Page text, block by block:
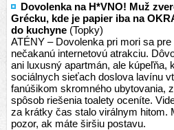
Dovolenka na H*VNO! Muž
Grécku, kde je papier iba na
do kuchyne (Topky)
ATÉNY – Dovolenka pri mori sa
nečakanú internetovú atrakciu.
ani luxusný apartmán, ale kúpeľňa,
sociálnych sieťach doslova lavínu
fanúšikom skromného ubytovania,
spôsob riešenia toalety oceníte.
za krátky čas stalo virálnym hitom.
pozor, ak máte širšiu postavu.